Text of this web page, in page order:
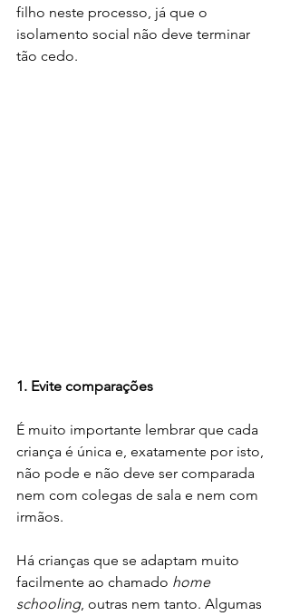
filho neste processo, já que o
isolamento social não deve terminar
tão cedo.
1. Evite comparações
É muito importante lembrar que cada
criança é única e, exatamente por isto,
não pode e não deve ser comparada
nem com colegas de sala e nem com
irmãos.
Há crianças que se adaptam muito
facilmente ao chamado home
schooling, outras nem tanto. Algumas